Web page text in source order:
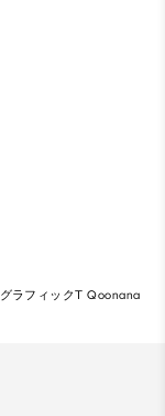
グラフィックT Qoonana